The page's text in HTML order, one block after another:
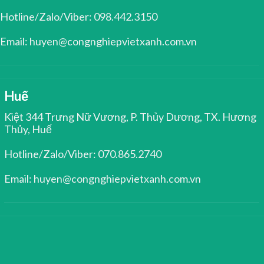
Hotline/Zalo/Viber: 098.442.3150
Email: huyen@congnghiepvietxanh.com.vn
Huế
Kiệt 344 Trưng Nữ Vương, P. Thủy Dương, TX. Hương
Thủy, Huế
Hotline/Zalo/Viber: 070.865.2740
Email: huyen@congnghiepvietxanh.com.vn